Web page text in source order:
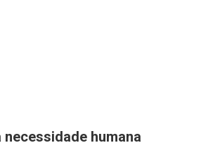
necessidade humana